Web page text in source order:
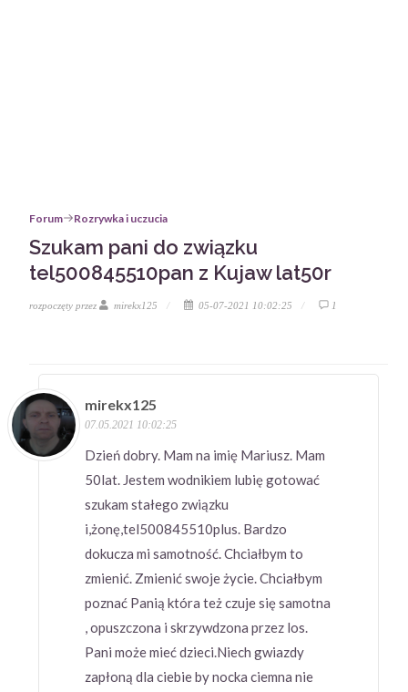
Forum Rozrywka i uczucia
Szukam pani do związku
tel500845510pan z Kujaw lat50r
rozpoczęty przez mirekx125 05-07-2021 10:02:25 1
mirekx125
07.05.2021 10:02:25
Dzień dobry. Mam na imię Mariusz. Mam
50lat. Jestem wodnikiem lubię gotować
szukam stałego związku
i,żonę,tel500845510plus. Bardzo
dokucza mi samotność. Chciałbym to
zmienić. Zmienić swoje życie. Chciałbym
poznać Panią która też czuje się samotna
, opuszczona i skrzywdzona przez los.
Pani może mieć dzieci.Niech gwiazdy
zapłoną dla ciebie by nocka ciemna nie